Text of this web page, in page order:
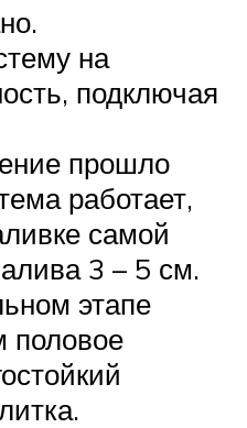
на
подключая
прошло
работает,
самой
3 – 5 см.
этапе
половое